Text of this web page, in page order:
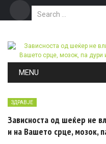
Search for:
MENU
ЗДРАВЈЕ
Зависноста од шеќер не
и на Вашето срце, мозок,